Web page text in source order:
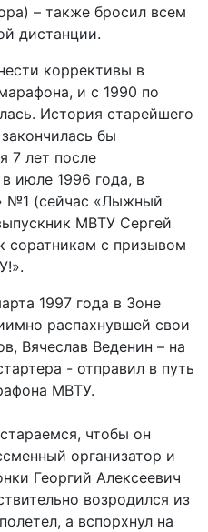
– также бросил всем
дистанции.
коррективы в
и с 1990 по
История старейшего
бы
7 лет после
июле 1996 года, в
№1 (сейчас «Лыжный
МВТУ Сергей
соратникам с призывом
1997 года в Зоне
распахнувшей свои
Вячеслав Веденин – на
- отправил в путь
МВТУ.
чтобы он
организатор и
Георгий Алексеевич
возродился из
а вспорхнул на